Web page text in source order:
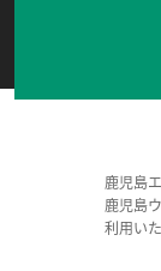
鹿児島
鹿児島
利用い